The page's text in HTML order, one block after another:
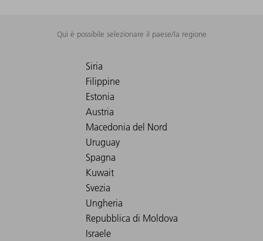
Qui è possibile selezionare il paese/la regione